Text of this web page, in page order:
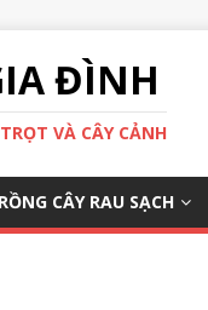
ĐÌNH
VÀ CÂY CẢNH
CÂY RAU SẠCH